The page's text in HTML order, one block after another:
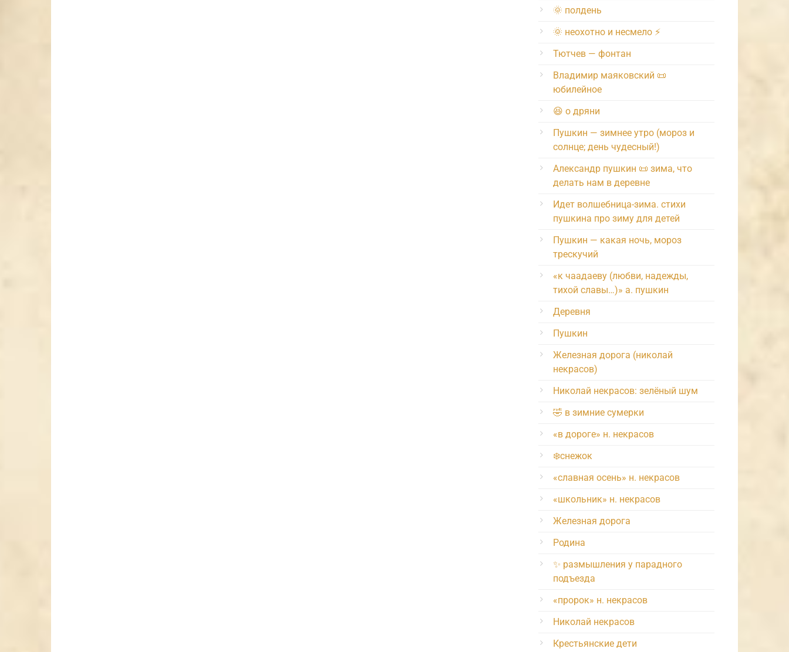
🌞 полдень
🌞 неохотно и несмело ⚡️
Тютчев — фонтан
Владимир маяковский 📜
юбилейное
😆 о дряни
Пушкин — зимнее утро (мороз и
солнце; день чудесный!)
Александр пушкин 📜 зима, что
делать нам в деревне
Идет волшебница-зима. стихи
пушкина про зиму для детей
Пушкин — какая ночь, мороз
трескучий
«к чаадаеву (любви, надежды,
тихой славы…)» а. пушкин
Деревня
Пушкин
Железная дорога (николай
некрасов)
Николай некрасов: зелёный шум
🤣 в зимние сумерки
«в дороге» н. некрасов
❄️снежок
«славная осень» н. некрасов
«школьник» н. некрасов
Железная дорога
Родина
✨ размышления у парадного
подъезда
«пророк» н. некрасов
Николай некрасов
Крестьянские дети